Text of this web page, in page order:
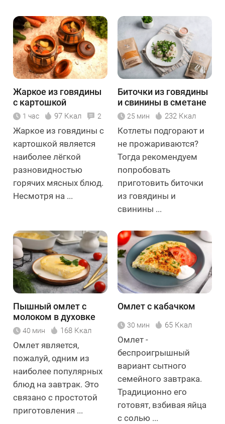
Жаркое из говядины
с картошкой
1 час 97 Ккал 2
Жаркое из говядины с
картошкой является
наиболее лёгкой
разновидностью
горячих мясных блюд.
Несмотря на ...
Биточки из говядины
и свинины в сметане
25 мин 232 Ккал
Котлеты подгорают и
не прожариваются?
Тогда рекомендуем
попробовать
приготовить биточки
из говядины и
свинины ...
Пышный омлет с
молоком в духовке
40 мин 168 Ккал
Омлет является,
пожалуй, одним из
наиболее популярных
блюд на завтрак. Это
связано с простотой
приготовления ...
Омлет с кабачком
30 мин 65 Ккал
Омлет -
беспроигрышный
вариант сытного
семейного завтрака.
Традиционно его
готовят, взбивая яйца
с солью ...